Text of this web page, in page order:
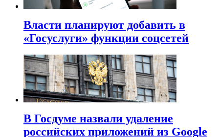
Власти планируют добавить в
«Госуслуги» функции соцсетей
В Госдуме назвали удаление
российских приложений из Google